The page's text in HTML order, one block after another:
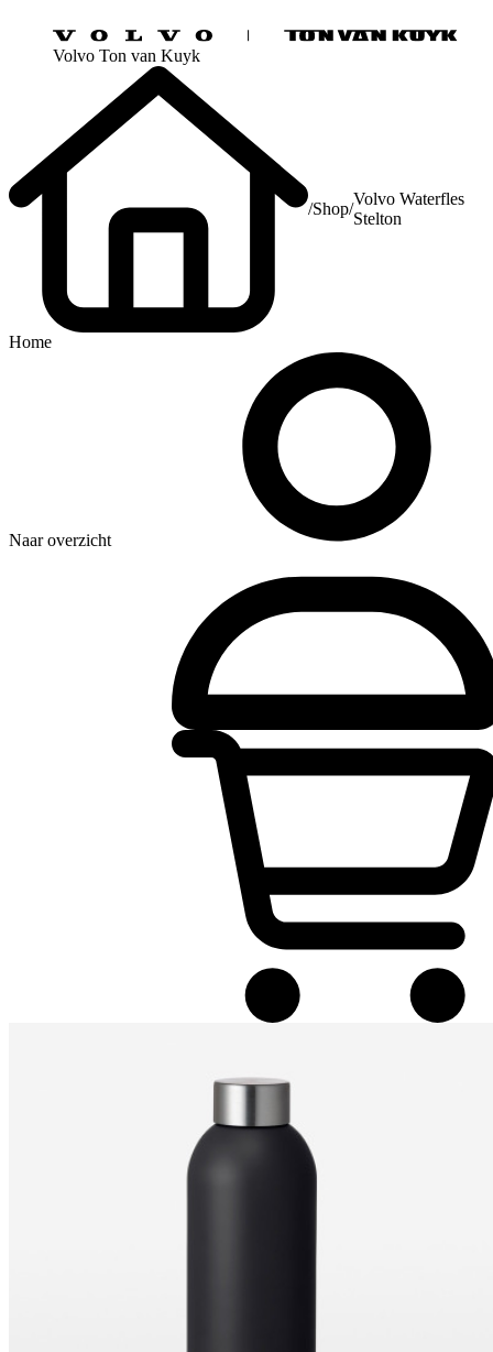
Volvo Ton van Kuyk
Home
/Shop/
Volvo Waterfles
Stelton
Naar overzicht